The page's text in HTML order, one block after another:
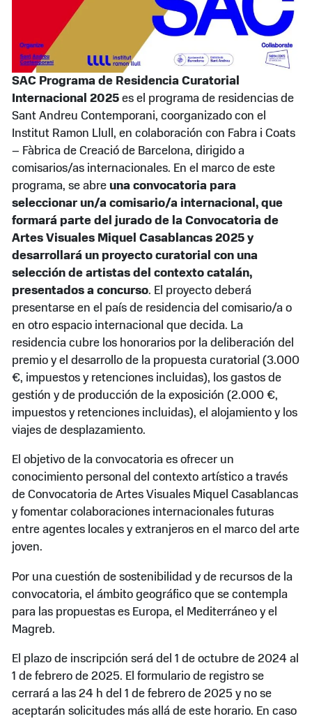
SAC Programa de Residencia Curatorial
Internacional 2025 es el programa de residencias de
Sant Andreu Contemporani, coorganizado con el
Institut Ramon Llull, en colaboración con Fabra i Coats
– Fàbrica de Creació de Barcelona, dirigido a
comisarios/as internacionales. En el marco de este
programa, se abre una convocatoria para
seleccionar un/a comisario/a internacional, que
formará parte del jurado de la Convocatoria de
Artes Visuales Miquel Casablancas 2025 y
desarrollará un proyecto curatorial con una
selección de artistas del contexto catalán,
presentados a concurso. El proyecto deberá
presentarse en el país de residencia del comisario/a o
en otro espacio internacional que decida. La
residencia cubre los honorarios por la deliberación del
premio y el desarrollo de la propuesta curatorial (3.000
€, impuestos y retenciones incluidas), los gastos de
gestión y de producción de la exposición (2.000 €,
impuestos y retenciones incluidas), el alojamiento y los
viajes de desplazamiento.
El objetivo de la convocatoria es ofrecer un
conocimiento personal del contexto artístico a través
de Convocatoria de Artes Visuales Miquel Casablancas
y fomentar colaboraciones internacionales futuras
entre agentes locales y extranjeros en el marco del arte
joven.
Por una cuestión de sostenibilidad y de recursos de la
convocatoria, el ámbito geográfico que se contempla
para las propuestas es Europa, el Mediterráneo y el
Magreb.
El plazo de inscripción será del 1 de octubre de 2024 al
1 de febrero de 2025. El formulario de registro se
cerrará a las 24 h del 1 de febrero de 2025 y no se
aceptarán solicitudes más allá de este horario. En caso